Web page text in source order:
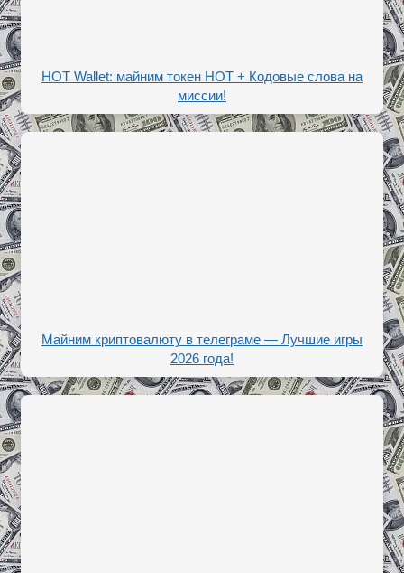
HOT Wallet: майним токен HOT + Кодовые слова на
миссии!
Майним криптовалюту в телеграме — Лучшие игры
2026 года!